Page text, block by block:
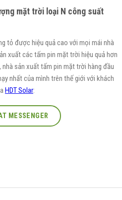
mặt trời loại N công suất
tỏ được hiệu quả cao với mọi mái nhà
xuất các tấm pin mặt trời hiệu quả hơn
sản xuất tấm pin mặt trời hàng đầu
nhất của mình trên thế giới với khách
HDT Solar:
MESSENGER